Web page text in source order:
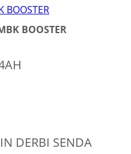
BOOSTER
DERBI SENDA